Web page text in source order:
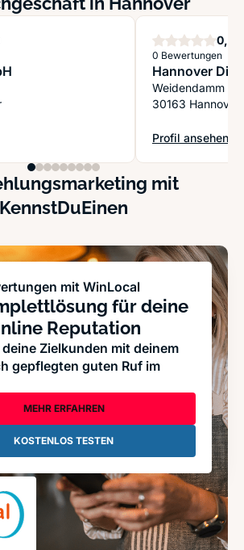
0,0
0 Bewertungen
Hannover
Weidendamm 10
30163 Hannover
Profil ansehen
: Hannover
mit
KennstDuEinen
mit WinLocal
für deine
Reputation
Zielkunden mit deinem
gepflegten guten Ruf im
MEHR ERFAHREN
KOSTENLOS TESTEN